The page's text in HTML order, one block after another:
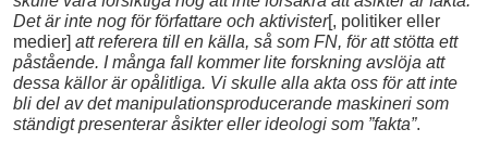
Det är inte nog för författare och aktivister[, politiker eller
medier] att referera till en källa, så som FN, för att stötta ett
påstående. I många fall kommer lite forskning avslöja att
dessa källor är opålitliga. Vi skulle alla akta oss för att inte
bli del av det manipulationsproducerande maskineri som
ständigt presenterar åsikter eller ideologi som ”fakta”.